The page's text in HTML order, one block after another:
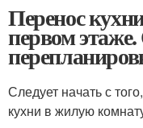
Перенос
первом
Следует начать с
кухни в жилую